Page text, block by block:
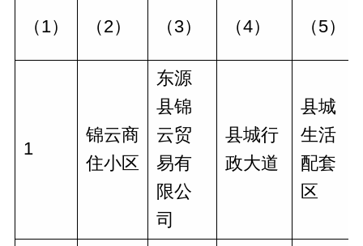
（1） （2） （3） （4） （5）
1
锦云商
住小区
东源
县锦
云贸
易有
限公
司
县城行
政大道
县城
生活
配套
区